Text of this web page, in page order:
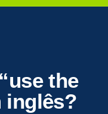
the
inglês?